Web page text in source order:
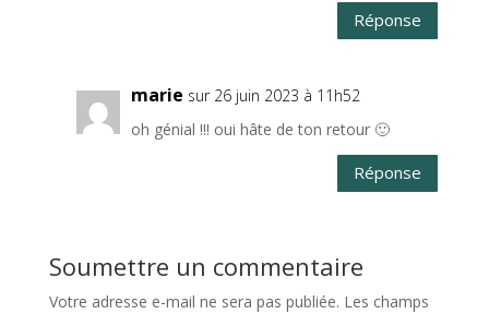
Réponse
marie sur 26 juin 2023 à 11h52
oh génial !!! oui hâte de ton retour 🙂
Réponse
Soumettre un commentaire
Votre adresse e-mail ne sera pas publiée. Les champs